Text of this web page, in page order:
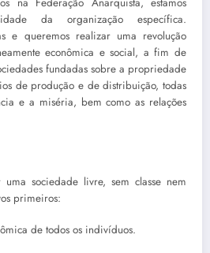
da organização específica.
e queremos realizar uma revolução
econômica e social, a fim de
fundadas sobre a propriedade
de produção e de distribuição, todas
e a miséria, bem como as relações
sociedade livre, sem classe nem
primeiros:
de todos os indivíduos.